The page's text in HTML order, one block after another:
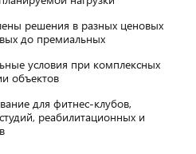
решения в разных ценовых
до премиальных
условия при комплексных
объектов
для фитнес-клубов,
реабилитационных и